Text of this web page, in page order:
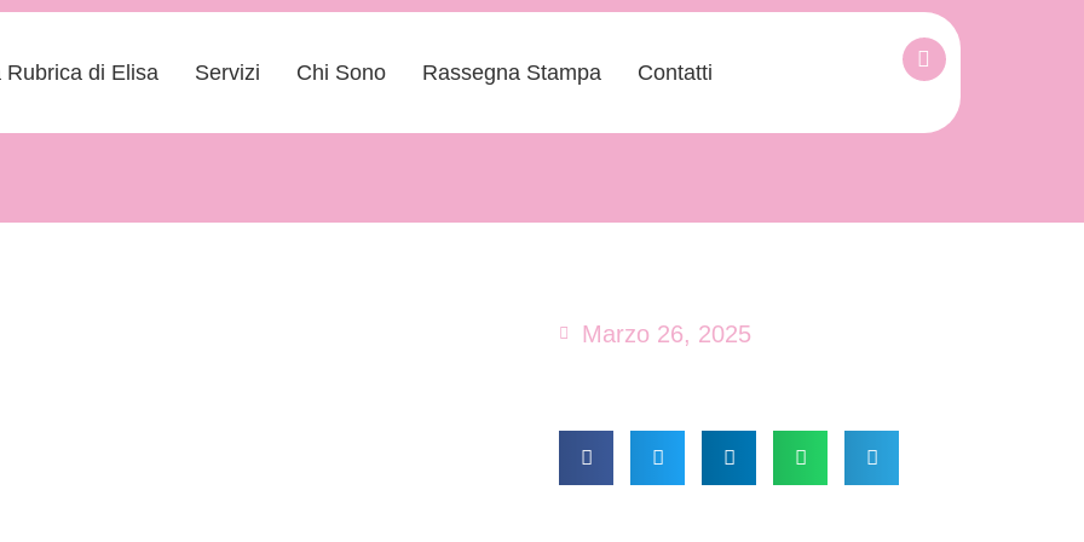
Rubrica di Elisa Servizi Chi Sono Rassegna Stampa Contatti
Marzo 26, 2025